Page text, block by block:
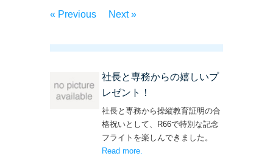
« Previous Next »
社長と専務からの嬉しいプ
レゼント！
社長と専務から操縦教育証明の合
格祝いとして、R66で特別な記念
フライトを楽しんできました。
Read more